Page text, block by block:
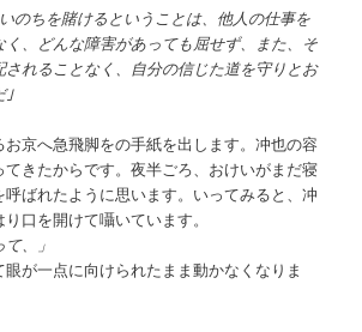
のちを賭けるということは、他人の仕事を
、どんな障害があっても屈せず、また、そ
れることなく、自分の信じた道を守りとお
｣
京へ急飛脚をの手紙を出します。冲也の容
きたからです。夜半ごろ、おけいがまだ寝
ばれたように思います。いってみると、冲
口を開けて囁いています。
、」
眼が一点に向けられたまま動かなくなりま